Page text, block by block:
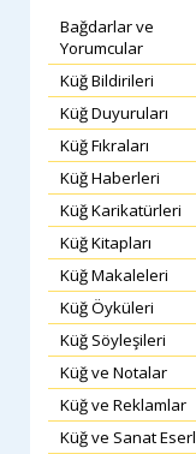
Bağdarlar ve
Yorumcular
Küğ Bildirileri
Küğ Duyuruları
Küğ Fıkraları
Küğ Haberleri
Küğ Karikatürleri
Küğ Kitapları
Küğ Makaleleri
Küğ Öyküleri
Küğ Söyleşileri
Küğ ve Notalar
Küğ ve Reklamlar
Küğ ve Sanat